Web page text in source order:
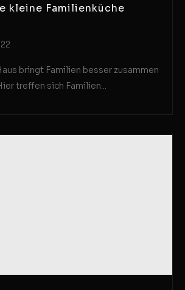
kleine Familienküche
bringt Familien besser zusammen
treffen sich Familien...